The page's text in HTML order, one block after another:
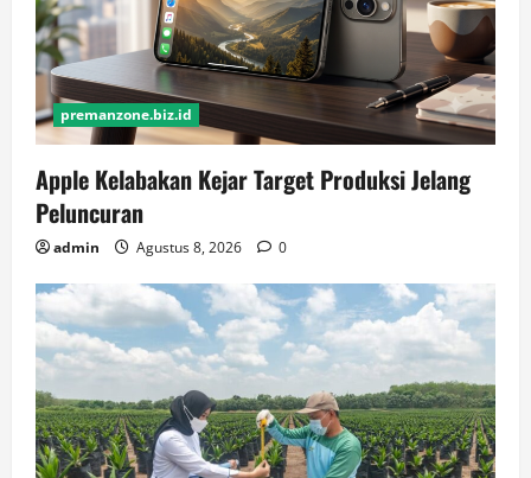
premanzone.biz.id
Apple Kelabakan Kejar Target Produksi Jelang
Peluncuran
admin Agustus 8, 2026 0